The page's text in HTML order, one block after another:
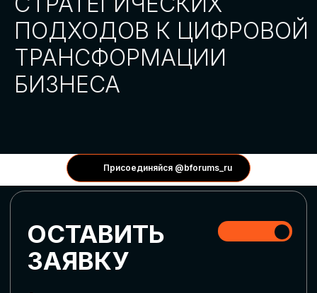
Присоединяйся @bforums_ru
АККРЕДИТАЦИЯ
СМИ
ГЛОБАЛЬНАЯ
ЦИФРОВИЗАЦИЯ
актуальных трендов глобальной цифровой
трансформации. Узнаем о новых подходах
массовом использовании ИИ-
инструментов, обеспечении